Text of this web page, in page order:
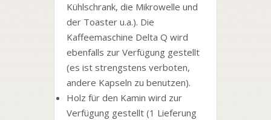
Kühlschrank, die Mikrowelle und
der Toaster u.a.). Die
Kaffeemaschine Delta Q wird
ebenfalls zur Verfügung gestellt
(es ist strengstens verboten,
andere Kapseln zu benutzen).
Holz für den Kamin wird zur
Verfügung gestellt (1 Lieferung